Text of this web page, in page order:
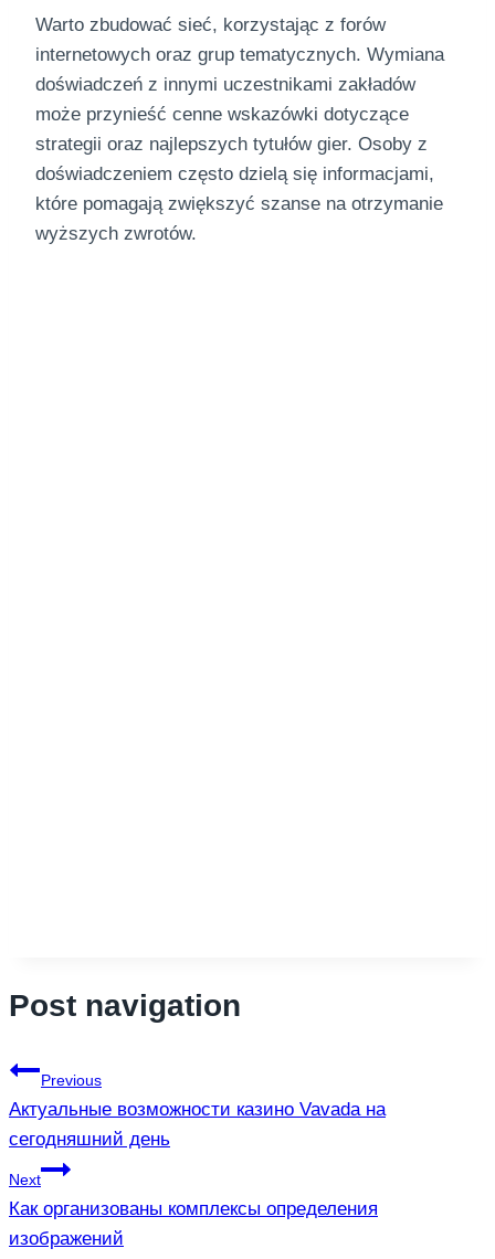
Warto zbudować sieć, korzystając z forów
internetowych oraz grup tematycznych. Wymiana
doświadczeń z innymi uczestnikami zakładów
może przynieść cenne wskazówki dotyczące
strategii oraz najlepszych tytułów gier. Osoby z
doświadczeniem często dzielą się informacjami,
które pomagają zwiększyć szanse na otrzymanie
wyższych zwrotów.
Post navigation
Previous
Актуальные возможности казино Vavada на
сегодняшний день
Next
Как организованы комплексы определения
изображений